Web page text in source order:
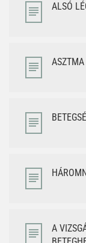
ALSÓ
ASZTMA
A